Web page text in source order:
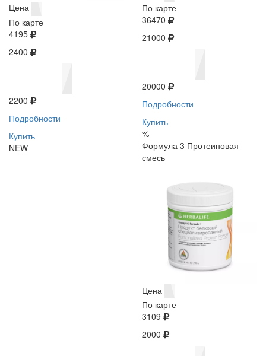
Цена
По карте
4195
2400
2200
Подробности
Купить
NEW
По карте
36470
21000
20000
Подробности
Купить
%
Формула 3 Протеиновая
смесь
Цена
По карте
3109
2000